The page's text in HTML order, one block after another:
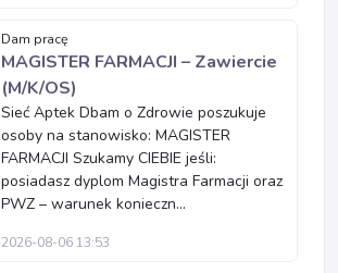
Dam pracę
MAGISTER FARMACJI – Zawiercie
(M/K/OS)
Sieć Aptek Dbam o Zdrowie poszukuje
osoby na stanowisko: MAGISTER
FARMACJI Szukamy CIEBIE jeśli:
posiadasz dyplom Magistra Farmacji oraz
PWZ – warunek konieczn...
2026-08-06 13:53